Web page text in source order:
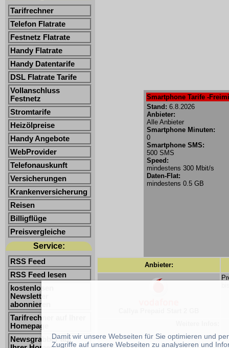
Tarifrechner
Telefon Flatrate
Festnetz Flatrate
Handy Flatrate
Handy Datentarife
DSL Flatrate Tarife
Vollanschluss
Festnetz
Stromtarife
Heizölpreise
Handy Angebote
WebProvider
Telefonauskunft
Versicherungen
Krankenversicherung
Reisen
Billigflüge
Preisvergleiche
Service:
RSS Feed
RSS Feed lesen
kostenlosen
Newsletter
abonnieren
Tarifrechner auf Ihrer
Homepage
Newsgrabber auf
Smartphone Tarife -
Stand: 6.8.2026
Anbieter:
Alle Anbieter
Smartphone Minuten:
0
Smartphone SMS:
500 SMS
Speed:
mindestens 300 Mbit/s
Daten-Flat:
mindestens 0.5 GB
Anbieter:
Damit wir unsere Webseiten für Sie optimieren und
Zugriffe auf unsere Webseiten zu analysieren und